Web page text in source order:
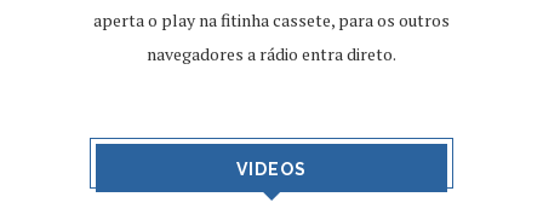
aperta o play na fitinha cassete, para os outros
navegadores a rádio entra direto.
VIDEOS